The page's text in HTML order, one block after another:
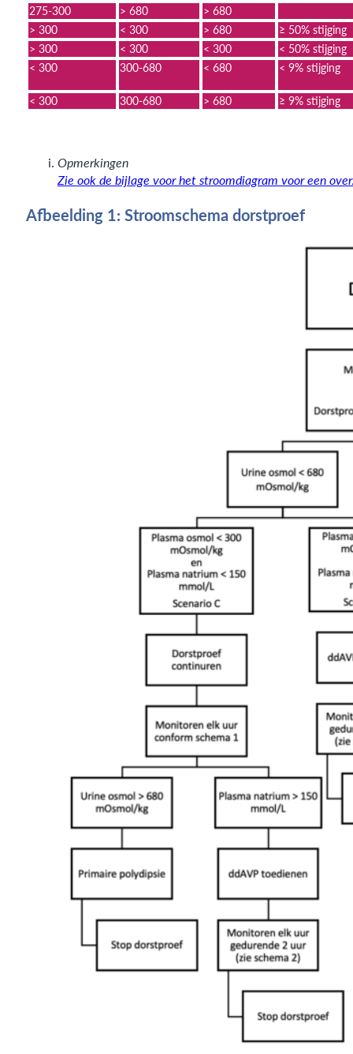
275-300
> 680
> 680
> 300
< 300 > 680
≥ 50% stijging
> 300
< 300 < 300
< 50% stijging
< 300
300-680 < 680 < 9% stijging
< 300 300-680 > 680 ≥ 9% stijging
Opmerkingen
Zie ook de bijlage voor het stroomdiagram voor een
Afbeelding 1: Stroomschema dorstproef